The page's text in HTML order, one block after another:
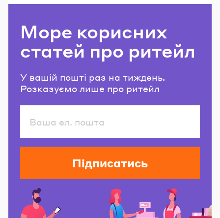
Море корисних
статей про ритейл
У вашій пошті раз на тиждень.
Розказуємо лише про ритейл
Підписатись